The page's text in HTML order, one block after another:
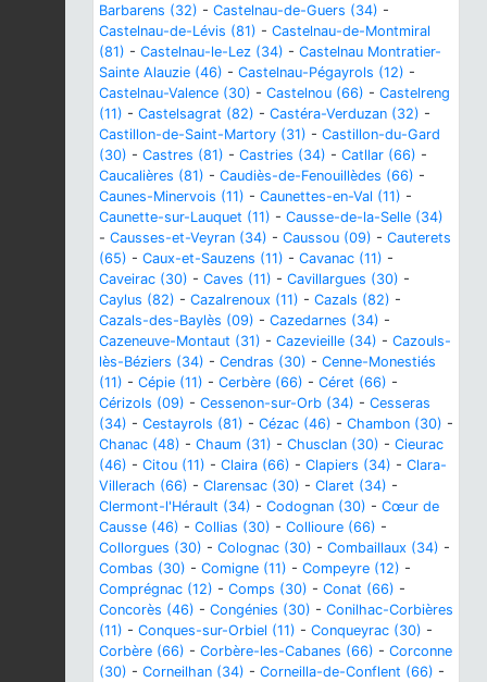
Barbarens (32) - Castelnau-de-Guers (34) -
Castelnau-de-Lévis (81) - Castelnau-de-Montmiral
(81) - Castelnau-le-Lez (34) - Castelnau Montratier-
Sainte Alauzie (46) - Castelnau-Pégayrols (12) -
Castelnau-Valence (30) - Castelnou (66) - Castelreng
(11) - Castelsagrat (82) - Castéra-Verduzan (32) -
Castillon-de-Saint-Martory (31) - Castillon-du-Gard
(30) - Castres (81) - Castries (34) - Catllar (66) -
Caucalières (81) - Caudiès-de-Fenouillèdes (66) -
Caunes-Minervois (11) - Caunettes-en-Val (11) -
Caunette-sur-Lauquet (11) - Causse-de-la-Selle (34)
- Causses-et-Veyran (34) - Caussou (09) - Cauterets
(65) - Caux-et-Sauzens (11) - Cavanac (11) -
Caveirac (30) - Caves (11) - Cavillargues (30) -
Caylus (82) - Cazalrenoux (11) - Cazals (82) -
Cazals-des-Baylès (09) - Cazedarnes (34) -
Cazeneuve-Montaut (31) - Cazevieille (34) - Cazouls-
lès-Béziers (34) - Cendras (30) - Cenne-Monestiés
(11) - Cépie (11) - Cerbère (66) - Céret (66) -
Cérizols (09) - Cessenon-sur-Orb (34) - Cesseras
(34) - Cestayrols (81) - Cézac (46) - Chambon (30) -
Chanac (48) - Chaum (31) - Chusclan (30) - Cieurac
(46) - Citou (11) - Claira (66) - Clapiers (34) - Clara-
Villerach (66) - Clarensac (30) - Claret (34) -
Clermont-l'Hérault (34) - Codognan (30) - Cœur de
Causse (46) - Collias (30) - Collioure (66) -
Collorgues (30) - Colognac (30) - Combaillaux (34) -
Combas (30) - Comigne (11) - Compeyre (12) -
Comprégnac (12) - Comps (30) - Conat (66) -
Concorès (46) - Congénies (30) - Conilhac-Corbières
(11) - Conques-sur-Orbiel (11) - Conqueyrac (30) -
Corbère (66) - Corbère-les-Cabanes (66) - Corconne
(30) - Corneilhan (34) - Corneilla-de-Conflent (66) -